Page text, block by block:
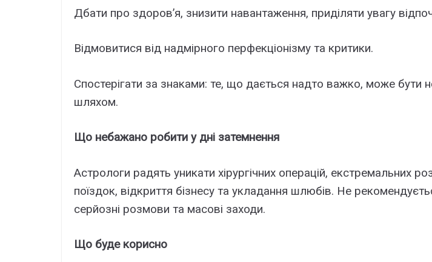
Дбати про здоров’я, знизити навантаження, приділяти увагу
Відмовитися від надмірного перфекціонізму та критики.
Спостерігати за знаками: те, що дається надто важко, може бути
шляхом.
Що небажано робити у дні затемнення
Астрологи радять уникати хірургічних операцій, екстремальних
поїздок, відкриття бізнесу та укладання шлюбів. Не
серйозні розмови та масові заходи.
Що буде корисно